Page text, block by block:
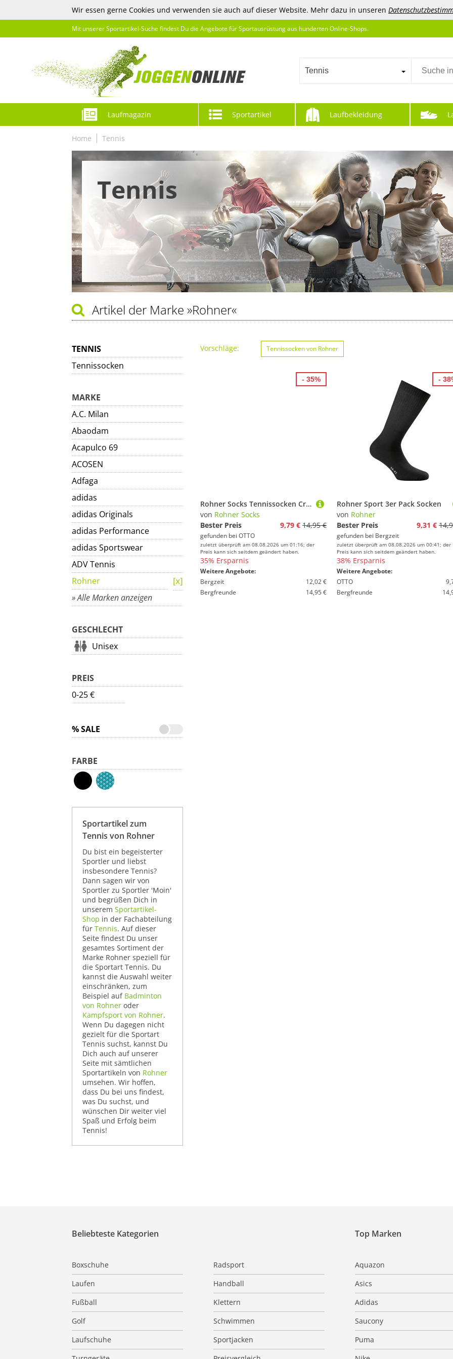
Wir essen gerne Cookies und verwenden sie auch auf dieser Website. Mehr dazu in unseren
Mit unserer Sportartikel-Suche findest Du die Angebote für Sportausrüstung aus hunderten Online-Shops.
Tennis
Laufmagazin Sportartikel Laufbekleidung
Home Tennis
Tennis
Artikel der Marke »Rohner«
TENNIS
Tennissocken
MARKE
A.C. Milan
Abaodam
Acapulco 69
ACOSEN
Adfaga
adidas
adidas Originals
adidas Performance
adidas Sportswear
ADV Tennis
Rohner
» Alle Marken anzeigen
GESCHLECHT
Unisex
PREIS
0-25 €
% SALE
FARBE
Sportartikel zum
Tennis von Rohner
Du bist ein begeisterter
Sportler und liebst
insbesondere Tennis?
Dann sagen wir von
Sportler zu Sportler 'Moin'
und begrüßen Dich in
unserem Sportartikel-
Shop in der Fachabteilung
für Tennis. Auf dieser
Seite findest Du unser
gesamtes Sortiment der
Marke Rohner speziell für
die Sportart Tennis. Du
kannst die Auswahl weiter
einschränken, zum
Beispiel auf Badminton
von Rohner oder
Kampfsport von Rohner.
Wenn Du dagegen nicht
gezielt für die Sportart
Tennis suchst, kannst Du
Dich auch auf unserer
Seite mit sämtlichen
Sportartikeln von Rohner
umsehen. Wir hoffen,
dass Du bei uns findest,
was Du suchst, und
wünschen Dir weiter viel
Spaß und Erfolg beim
Tennis!
Vorschläge: Tennissocken von Rohner
Rohner Socks Tennissocken Crew Basic (superweich) hellgrau/grau/dunkelgrau - 3 Paar
von Rohner Socks
Bester Preis
9,79 € 14,95 €
gefunden bei OTTO
zuletzt überprüft am 08.08.2026 um 01:16; der
Preis kann sich seitdem geändert haben.
35% Ersparnis
Weitere Angebote:
Bergzeit
12,02 €
Bergfreunde
14,95 €
- 35%
Rohner Sport 3er Pack Socken
von Rohner
Bester Preis
9,31 €
gefunden bei Bergzeit
zuletzt überprüft am 08.08.2026 um 00:41; der
Preis kann sich seitdem geändert haben.
38% Ersparnis
Weitere Angebote:
OTTO
Bergfreunde
-
Beliebteste Kategorien
Boxschuhe
Radsport
Laufen
Handball
Fußball
Klettern
Golf
Schwimmen
Laufschuhe
Sportjacken
Top Marken
Aquazon
Asics
Adidas
Saucony
Puma